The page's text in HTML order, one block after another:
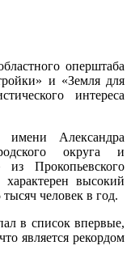
оперштаба
и «Земля для
интереса
имени Александра
округа и
из Прокопьевского
высокий
человек в год.
в список впервые,
является рекордом